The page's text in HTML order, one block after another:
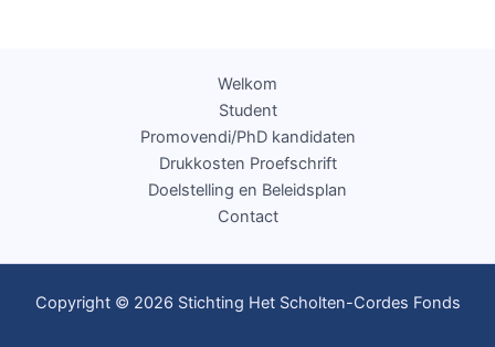
Welkom
Student
Promovendi/PhD kandidaten
Drukkosten Proefschrift
Doelstelling en Beleidsplan
Contact
Copyright © 2026 Stichting Het Scholten-Cordes Fonds